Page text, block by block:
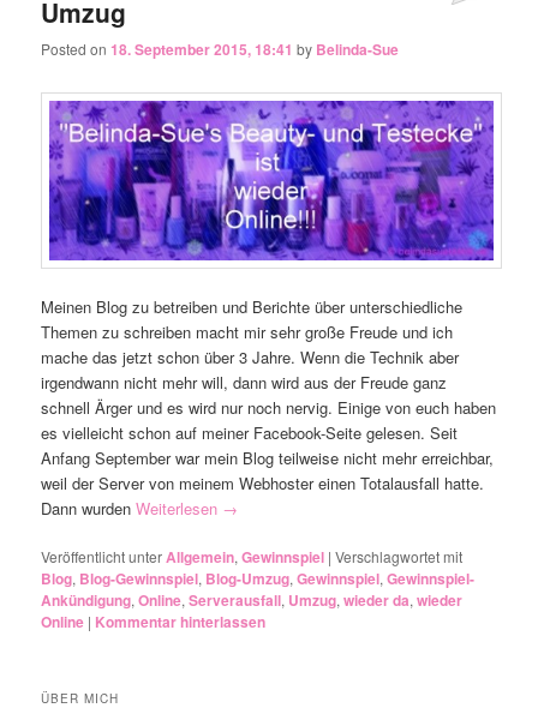
Umzug
Posted on18. September 2015, 18:41 by Belinda-Sue
Meinen Blog zu betreiben und Berichte über unterschiedliche
Themen zu schreiben macht mir sehr große Freude und ich
mache das jetzt schon über 3 Jahre. Wenn die Technik aber
irgendwann nicht mehr will, dann wird aus der Freude ganz
schnell Ärger und es wird nur noch nervig. Einige von euch haben
es vielleicht schon auf meiner Facebook-Seite gelesen. Seit
Anfang September war mein Blog teilweise nicht mehr erreichbar,
weil der Server von meinem Webhoster einen Totalausfall hatte.
Dann wurdenWeiterlesen →
Veröffentlicht unterAllgemein,Gewinnspiel |Verschlagwortet mit
Blog, Blog-Gewinnspiel, Blog-Umzug,Gewinnspiel,Gewinnspiel-
Ankündigung,Online,Serverausfall, Umzug,wieder da,wieder
Online | Kommentar hinterlassen
ÜBER MICH